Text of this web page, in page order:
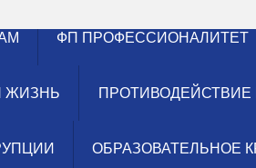
ФП ПРОФЕССИОНАЛИТЕТ
ЖИЗНЬ
ОБРАЗОВАТЕЛЬНОЕ